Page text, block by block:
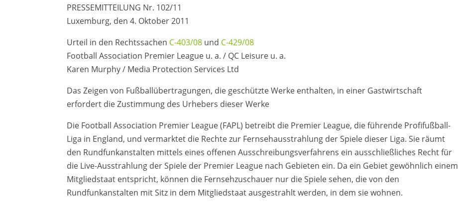
PRESSEMITTEILUNG Nr. 102/11
Luxemburg, den 4. Oktober 2011
Urteil in den Rechtssachen C-403/08 und C-429/08
Football Association Premier League u. a. / QC Leisure u. a.
Karen Murphy / Media Protection Services Ltd
Das Zeigen von Fußballübertragungen, die geschützte Werke enthalten, in einer Gastwirtschaft
erfordert die Zustimmung des Urhebers dieser Werke
Die Football Association Premier League (FAPL) betreibt die Premier League, die führende Profifußball-
Liga in England, und vermarktet die Rechte zur Fernsehausstrahlung der Spiele dieser Liga. Sie räumt
den Rundfunkanstalten mittels eines offenen Ausschreibungsverfahrens ein ausschließliches Recht für
die Live-Ausstrahlung der Spiele der Premier League nach Gebieten ein. Da ein Gebiet gewöhnlich einem
Mitgliedstaat entspricht, können die Fernsehzuschauer nur die Spiele sehen, die von den
Rundfunkanstalten mit Sitz in dem Mitgliedstaat ausgestrahlt werden, in dem sie wohnen.